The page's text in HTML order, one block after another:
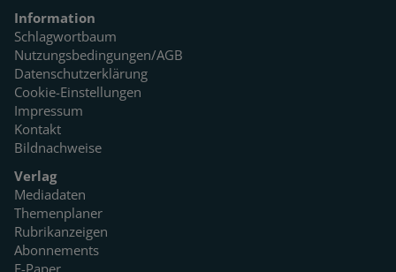
Information
Schlagwortbaum
Nutzungsbedingungen/AGB
Datenschutzerklärung
Cookie-Einstellungen
Impressum
Kontakt
Bildnachweise
Verlag
Mediadaten
Themenplaner
Rubrikanzeigen
Abonnements